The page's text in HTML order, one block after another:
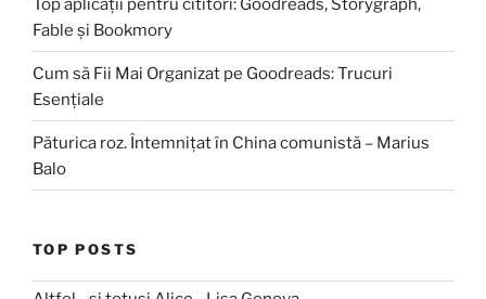
Top aplicații pentru cititori: Goodreads, Storygraph,
Fable și Bookmory
Cum să Fii Mai Organizat pe Goodreads: Trucuri
Esențiale
Păturica roz. Întemnițat în China comunistă – Marius
Balo
TOP POSTS